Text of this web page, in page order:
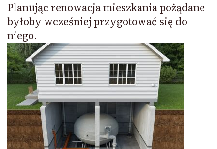
Planując renowacja mieszkania pożądane
byłoby wcześniej przygotować się do
niego.